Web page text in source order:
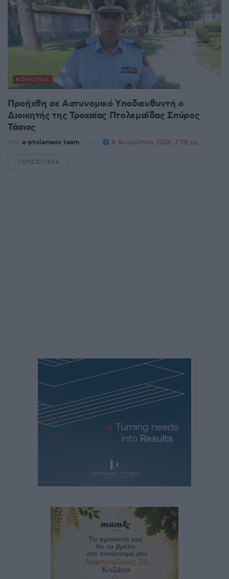
ΚΟΙΝΩΝΊΑ
Προήχθη σε Αστυνομικό Υποδιευθυντή ο
Διοικητής της Τροχαίας Πτολεμαΐδας Σπύρος
Τάσιος
από e-ptolemeos team 8 Αυγούστου 2026, 7:38 μμ
ΠΕΡΙΣΣΌΤΕΡΑ